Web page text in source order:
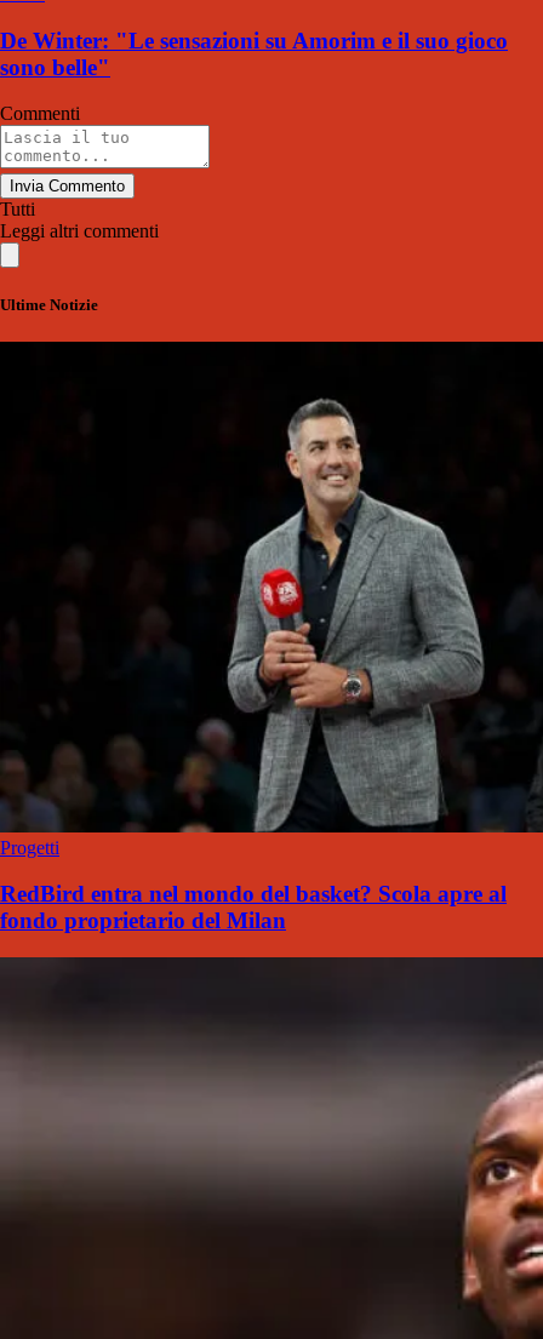
De Winter: "Le sensazioni su Amorim e il suo gioco
sono belle"
Commenti
Invia Commento
Tutti
Leggi altri commenti
Ultime Notizie
Progetti
RedBird entra nel mondo del basket? Scola apre al
fondo proprietario del Milan